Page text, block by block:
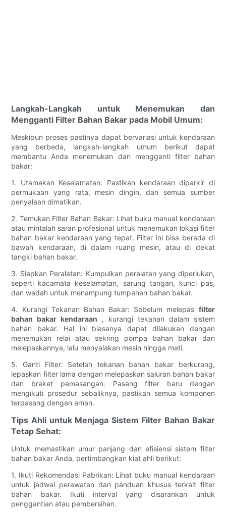
Langkah-Langkah untuk Menemukan dan
Mengganti Filter Bahan Bakar pada Mobil Umum:
Meskipun proses pastinya dapat bervariasi untuk kendaraan
yang berbeda, langkah-langkah umum berikut dapat
membantu Anda menemukan dan mengganti filter bahan
bakar:
1. Utamakan Keselamatan: Pastikan kendaraan diparkir di
permukaan yang rata, mesin dingin, dan semua sumber
penyalaan dimatikan.
2. Temukan Filter Bahan Bakar: Lihat buku manual kendaraan
atau mintalah saran profesional untuk menemukan lokasi filter
bahan bakar kendaraan yang tepat. Filter ini bisa berada di
bawah kendaraan, di dalam ruang mesin, atau di dekat
tangki bahan bakar.
3. Siapkan Peralatan: Kumpulkan peralatan yang diperlukan,
seperti kacamata keselamatan, sarung tangan, kunci pas,
dan wadah untuk menampung tumpahan bahan bakar.
4. Kurangi Tekanan Bahan Bakar: Sebelum melepas filter
bahan bakar kendaraan , kurangi tekanan dalam sistem
bahan bakar. Hal ini biasanya dapat dilakukan dengan
menemukan relai atau sekring pompa bahan bakar dan
melepaskannya, lalu menyalakan mesin hingga mati.
5. Ganti Filter: Setelah tekanan bahan bakar berkurang,
lepaskan filter lama dengan melepaskan saluran bahan bakar
dan braket pemasangan. Pasang filter baru dengan
mengikuti prosedur sebaliknya, pastikan semua komponen
terpasang dengan aman.
Tips Ahli untuk Menjaga Sistem Filter Bahan Bakar
Tetap Sehat:
Untuk memastikan umur panjang dan efisiensi sistem filter
bahan bakar Anda, pertimbangkan kiat ahli berikut:
1. Ikuti Rekomendasi Pabrikan: Lihat buku manual kendaraan
untuk jadwal perawatan dan panduan khusus terkait filter
bahan bakar. Ikuti interval yang disarankan untuk
penggantian atau pembersihan.